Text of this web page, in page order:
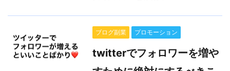
ブログ副業 プロモーション
twitterでフォロワーを増や